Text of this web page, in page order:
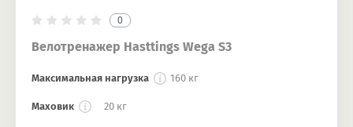
0
Велотренажер Hasttings Wega S3
Максимальная нагрузка 160 кг
Маховик 20 кг